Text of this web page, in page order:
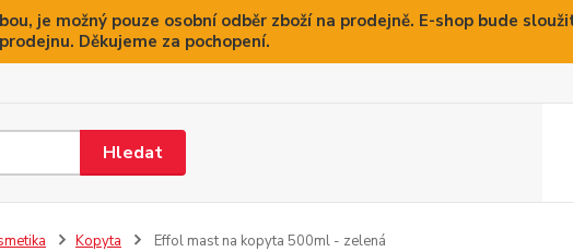
je možný pouze osobní odběr zboží na prodejně. E-shop bude
Děkujeme za pochopení.
Hledat
Kopyta Effol mast na kopyta 500ml - zelená